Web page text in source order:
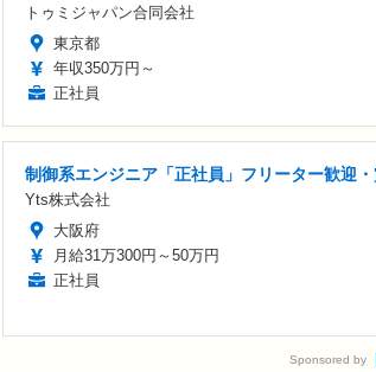
トゥミジャパン合同会社
東京都
年収350万円～
正社員
制御系エンジニア「正社員」フリーター歓迎・
Yts株式会社
大阪府
月給31万300円～50万円
正社員
Sponsored by